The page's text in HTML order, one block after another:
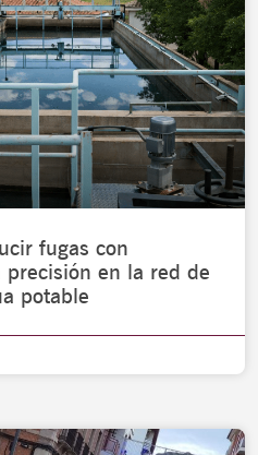
fugas con
en la red de
potable